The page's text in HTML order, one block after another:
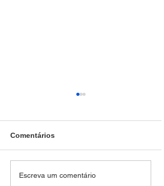
Jovem de 18 anos, é
Comentários
Escreva um comentário